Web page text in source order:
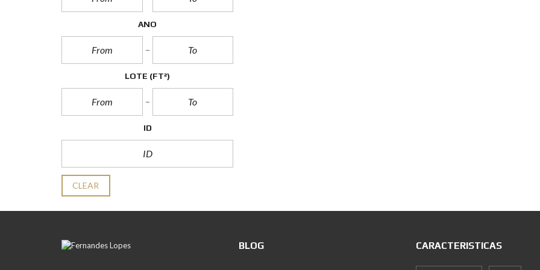
ANO
LOTE (FT²)
ID
CLEAR
BLOG CARACTERISTICAS